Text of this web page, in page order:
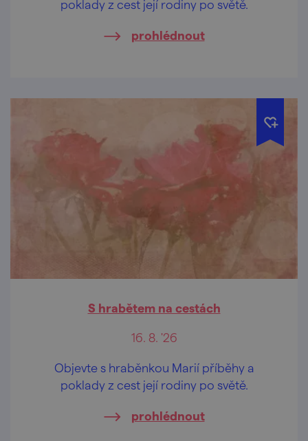
poklady z cest její rodiny po světě.
prohlédnout
S hrabětem na cestách
16. 8. '26
Objevte s hraběnkou Marií příběhy a
poklady z cest její rodiny po světě.
prohlédnout